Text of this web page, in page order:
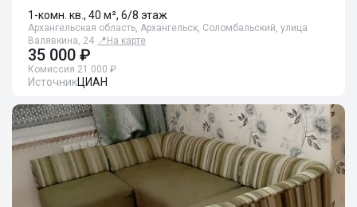
1-комн. кв., 40 м², 6/8 этаж
Архангельская область, Архангельск, Соломбальский, улица
Валявкина, 24 📍 На карте
35 000 ₽
Комиссия 21 000 ₽
ИсточникЦИАН